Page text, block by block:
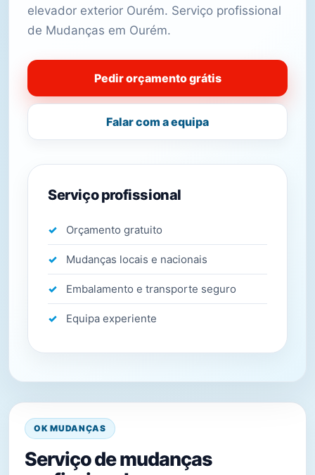
elevador exterior Ourém. Serviço profissional
de Mudanças em Ourém.
Pedir orçamento grátis
Falar com a equipa
Serviço profissional
Orçamento gratuito
Mudanças locais e nacionais
Embalamento e transporte seguro
Equipa experiente
OK MUDANÇAS
Serviço de mudanças